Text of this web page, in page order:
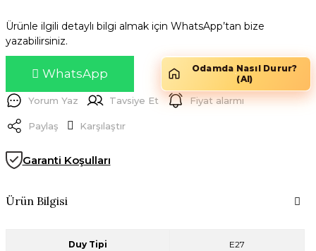
Ürünle ilgili detaylı bilgi almak için WhatsApp’tan bize
yazabilirsiniz.
WhatsApp
Odamda Nasıl Durur?
(AI)
Yorum Yaz Tavsiye Et Fiyat alarmı
Paylaş Karşılaştır
Garanti Koşulları
Ürün Bilgisi
Duy Tipi E27